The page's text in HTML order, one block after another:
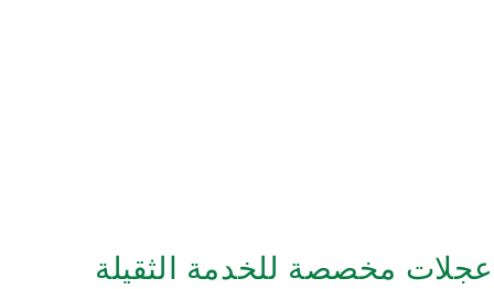
عجلات مخصصة للخدمة الثقيلة